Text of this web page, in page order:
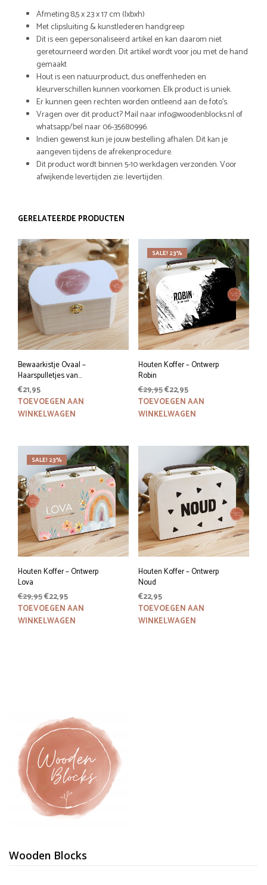
Afmeting:8,5 x 23 x 17 cm (lxbxh)
Met clipsluiting & kunstlederen handgreep
Dit is een gepersonaliseerd artikel en kan daarom niet
geretourneerd worden. Dit artikel wordt voor jou met de hand
gemaakt
Hout is een natuurproduct, dus oneffenheden en
kleurverschillen kunnen voorkomen. Elk product is uniek.
Er kunnen geen rechten worden ontleend aan de foto’s.
Vragen over dit product? Mail naar info@woodenblocks.nl of
whatsapp/bel naar 06-35680996.
Indien gewenst kun je jouw bestelling afhalen. Dit kan je
aangeven tijdens de afrekenprocedure.
Dit product wordt binnen 5-10 werkdagen verzonden. Voor
afwijkende levertijden zie: levertijden.
GERELATEERDE PRODUCTEN
Bewaarkistje Ovaal –
Haarspulletjes van…
€21,95
TOEVOEGEN AAN
WINKELWAGEN
SALE! 23%
Houten Koffer – Ontwerp
Robin
€29,95Oorspronkelijke
prijs
was:
€22,95Huidige
prijs
is:
TOEVOEGEN AAN
WINKELWAGEN
SALE! 23%
Houten Koffer – Ontwerp
Lova
€29,95Oorspronkelijke
prijs
was:
€22,95Huidige
prijs
is:
TOEVOEGEN AAN
WINKELWAGEN
Houten Koffer – Ontwerp
Noud
€22,95
TOEVOEGEN AAN
WINKELWAGEN
Wooden Blocks